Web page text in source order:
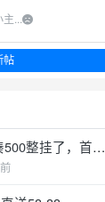
...
帖
整挂了，首存